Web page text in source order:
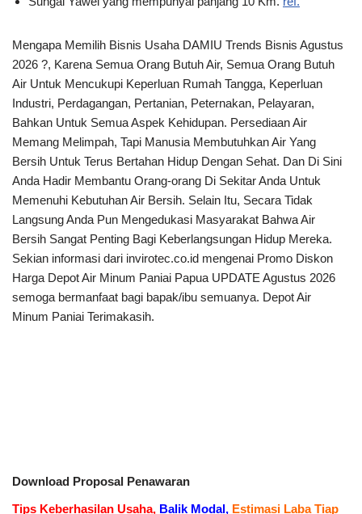
Mengapa Memilih Bisnis Usaha DAMIU Trends Bisnis Agustus
2026 ?, Karena Semua Orang Butuh Air, Semua Orang Butuh
Air Untuk Mencukupi Keperluan Rumah Tangga, Keperluan
Industri, Perdagangan, Pertanian, Peternakan, Pelayaran,
Bahkan Untuk Semua Aspek Kehidupan. Persediaan Air
Memang Melimpah, Tapi Manusia Membutuhkan Air Yang
Bersih Untuk Terus Bertahan Hidup Dengan Sehat. Dan Di Sini
Anda Hadir Membantu Orang-orang Di Sekitar Anda Untuk
Memenuhi Kebutuhan Air Bersih. Selain Itu, Secara Tidak
Langsung Anda Pun Mengedukasi Masyarakat Bahwa Air
Bersih Sangat Penting Bagi Keberlangsungan Hidup Mereka.
Sekian informasi dari invirotec.co.id mengenai Promo Diskon
Harga Depot Air Minum Paniai Papua UPDATE Agustus 2026
semoga bermanfaat bagi bapak/ibu semuanya. Depot Air
Minum Paniai Terimakasih.
Download Proposal Penawaran
Tips Keberhasilan Usaha, Balik Modal, Estimasi Laba Tiap